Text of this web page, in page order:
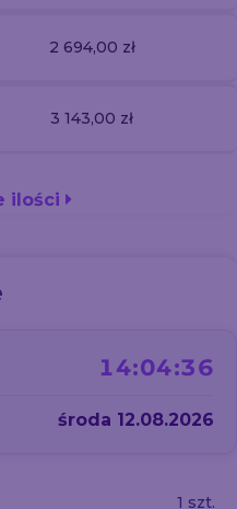
2 694,00 zł
3 143,00 zł
ilości
14:04:35
środa 12.08.2026
1 szt.